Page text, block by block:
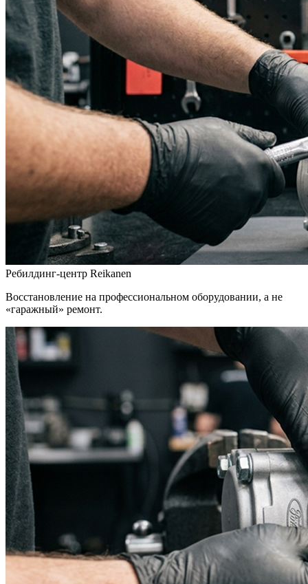
Ребилдинг-центр Reikanen
Восстановление на профессиональном оборудовании, а не
«гаражный» ремонт.